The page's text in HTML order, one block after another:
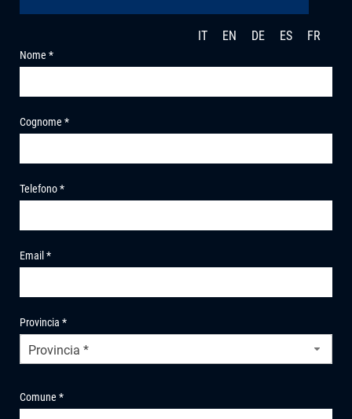
IT EN DE ES FR
Nome *
Cognome *
Telefono *
Email *
Provincia *
Provincia *
Comune *